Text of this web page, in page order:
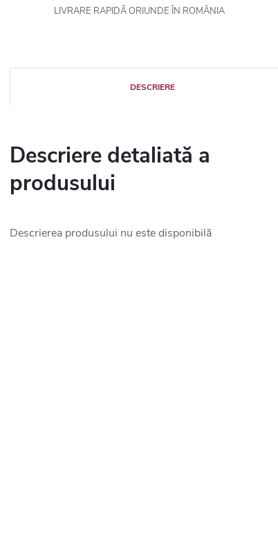
LIVRARE RAPIDĂ ORIUNDE ÎN ROMÂNIA
DESCRIERE
Descriere detaliată a
produsului
Descrierea produsului nu este disponibilă